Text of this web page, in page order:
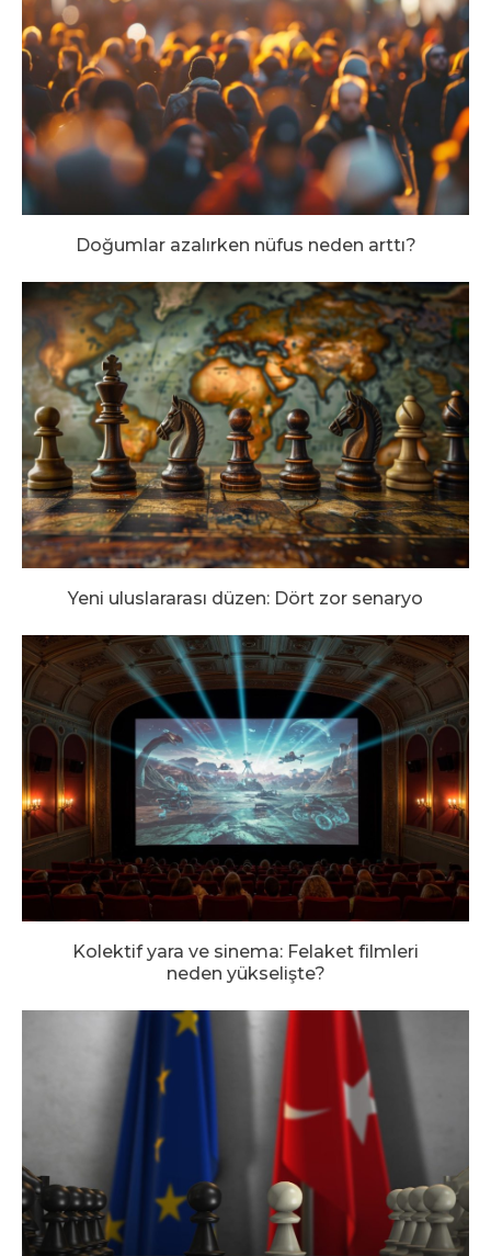
Doğumlar azalırken nüfus neden arttı?
Yeni uluslararası düzen: Dört zor senaryo
Kolektif yara ve sinema: Felaket filmleri
neden yükselişte?